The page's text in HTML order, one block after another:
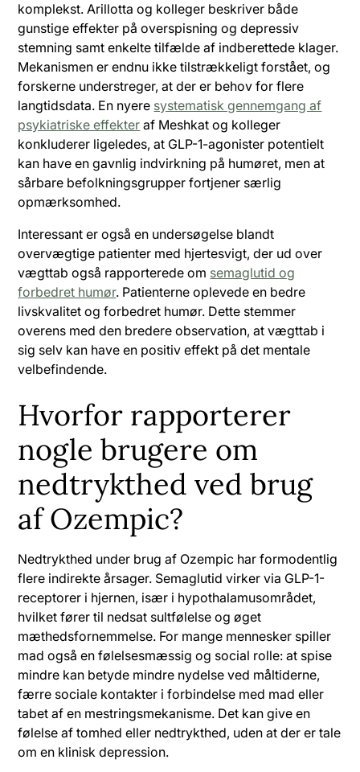
komplekst. Arillotta og kolleger beskriver både
gunstige effekter på overspisning og depressiv
stemning samt enkelte tilfælde af indberettede klager.
Mekanismen er endnu ikke tilstrækkeligt forstået, og
forskerne understreger, at der er behov for flere
langtidsdata. En nyere systematisk gennemgang af
psykiatriske effekter af Meshkat og kolleger
konkluderer ligeledes, at GLP-1-agonister potentielt
kan have en gavnlig indvirkning på humøret, men at
sårbare befolkningsgrupper fortjener særlig
opmærksomhed.
Interessant er også en undersøgelse blandt
overvægtige patienter med hjertesvigt, der ud over
vægttab også rapporterede om semaglutid og
forbedret humør. Patienterne oplevede en bedre
livskvalitet og forbedret humør. Dette stemmer
overens med den bredere observation, at vægttab i
sig selv kan have en positiv effekt på det mentale
velbefindende.
Hvorfor rapporterer
nogle brugere om
nedtrykthed ved brug
af Ozempic?
Nedtrykthed under brug af Ozempic har formodentlig
flere indirekte årsager. Semaglutid virker via GLP-1-
receptorer i hjernen, især i hypothalamusområdet,
hvilket fører til nedsat sultfølelse og øget
mæthedsfornemmelse. For mange mennesker spiller
mad også en følelsesmæssig og social rolle: at spise
mindre kan betyde mindre nydelse ved måltiderne,
færre sociale kontakter i forbindelse med mad eller
tabet af en mestringsmekanisme. Det kan give en
følelse af tomhed eller nedtrykthed, uden at der er tale
om en klinisk depression.